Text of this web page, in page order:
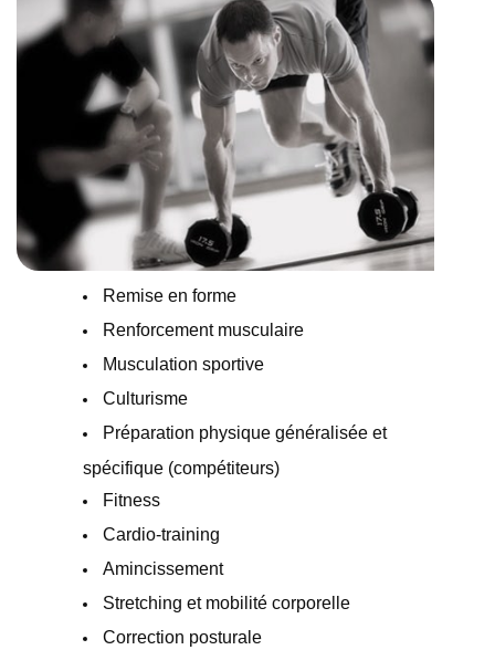
Remise en forme
Renforcement musculaire
Musculation sportive
Culturisme
Préparation physique généralisée et
spécifique (compétiteurs)
Fitness
Cardio-training
Amincissement
Stretching et mobilité corporelle
Correction posturale